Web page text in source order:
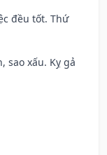
đều tốt. Thứ
sao xấu. Kỵ gả